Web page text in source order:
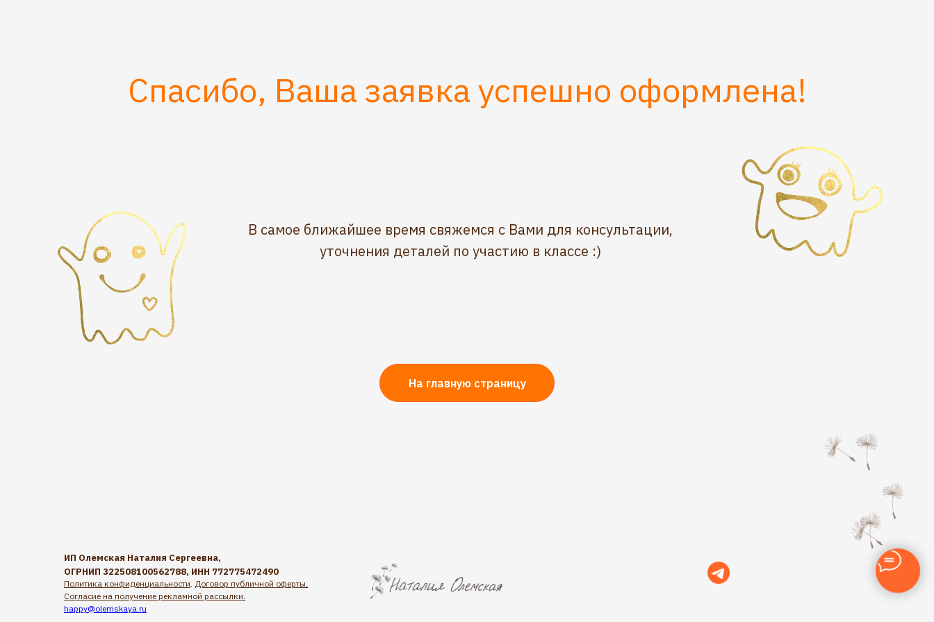
Спасибо, Ваша заявка успешно оформлена!
В самое ближайшее время свяжемся с Вами для консультации,
уточнения деталей по участию в классе :)
На главную страницу
ИП Олемская Наталия Сергеевна,
ОГРНИП 322508100562788, ИНН 772775472490
Политика конфиденциальности. Договор публичной оферты.
Согласие на получение рекламной рассылки.
happy@olemskaya.ru